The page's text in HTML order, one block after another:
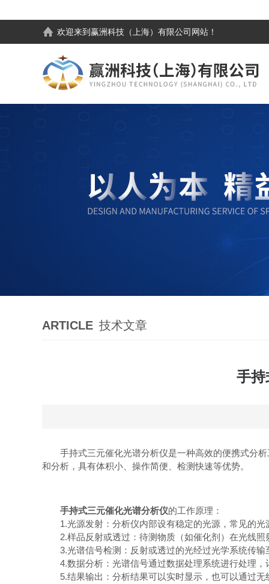
欢迎来到 赢洲科技（上海）有限公司 网站！
ARTICLE 技术文章
手持
手持式三元催化光谱分析仪是一种高效的便携式分析
和分析，具有体积小、操作简便、检测快速等优势。
手持式三元催化光谱分析仪的工作原理：
1.光源发射：分析仪内部设有稳定的光源，常见的光
2.样品反射或透过：待测物质（如催化剂）在光线照
3.光谱信号检测：反射或透过的光经过光学系统传输
4.数据分析：光谱信号通过数据处理系统进行处理，
5.结果输出：分析结果可以实时显示，也可以通过无